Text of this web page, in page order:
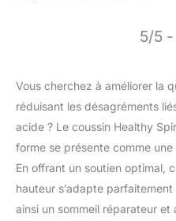
5/5
Vous cherchez à améliorer la
réduisant les désagréments
acide ? Le coussin Healthy
forme se présente comme
En offrant un soutien optimal,
hauteur s’adapte
ainsi un sommeil réparateur et